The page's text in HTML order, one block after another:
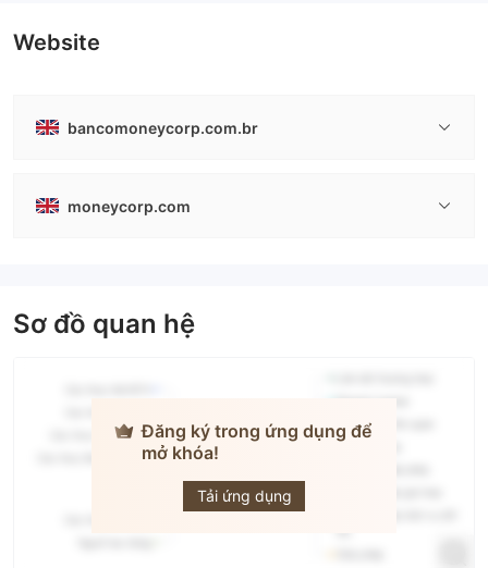
Website
bancomoneycorp.com.br
moneycorp.com
Sơ đồ quan hệ
Đăng ký trong ứng dụng để
mở khóa!
Tải ứng dụng